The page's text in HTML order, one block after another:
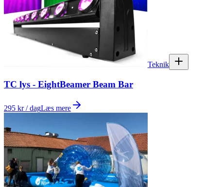
Teknik
TC lys - EightBeamer Beam Bar
295 kr / dagLæs mere